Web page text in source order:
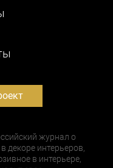
журнал о
декоре интерьеров,
в интерьере,